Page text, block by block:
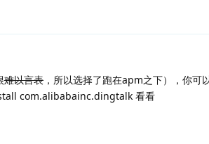
难以言表 ，所以选择了跑在apm之下），你可
com.alibabainc.dingtalk 看看